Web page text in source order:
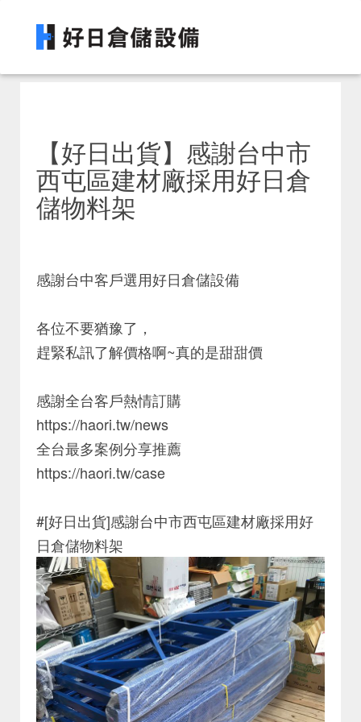
【好日出貨】感謝台中市
西屯區建材廠採用好日倉
儲物料架
感謝台中客戶選用好日倉儲設備
各位不要猶豫了，
趕緊私訊了解價格啊~真的是甜甜價
感謝全台客戶熱情訂購
https://haori.tw/news
全台最多案例分享推薦
https://haori.tw/case
#[好日出貨]感謝台中市西屯區建材廠採用好
日倉儲物料架